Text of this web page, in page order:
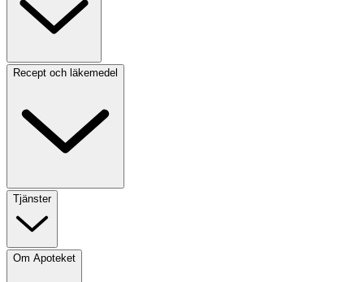
Recept och läkemedel
Tjänster
Om Apoteket